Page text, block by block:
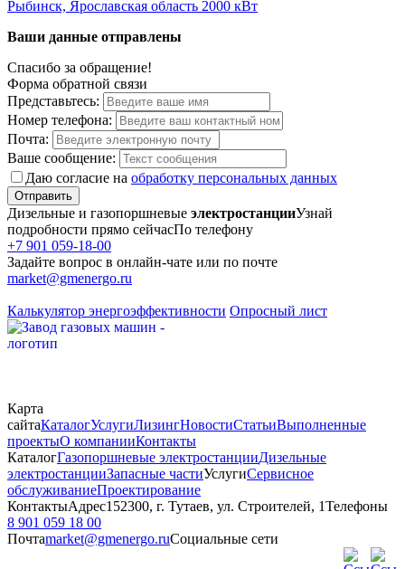
Рыбинск, Ярославская область 2000 кВт
Ваши данные отправлены
Спасибо за обращение!
Форма обратной связи
Представьтесь:
Номер телефона:
Почта:
Ваше сообщение:
Даю согласие на обработку персональных данных
Отправить
Дизельные и газопоршневые электростанцииУзнай
подробности прямо сейчасПо телефону
+7 901 059-18-00
Задайте вопрос в онлайн-чате или по почте
market@gmenergo.ru
Калькулятор энергоэффективности Опросный лист
Карта
сайтаКаталогУслугиЛизингНовостиСтатьиВыполненные
проектыО компанииКонтакты
КаталогГазопоршневые электростанцииДизельные
электростанцииЗапасные частиУслугиСервисное
обслуживаниеПроектирование
КонтактыАдрес152300, г. Тутаев, ул. Строителей, 1Телефоны
8 901 059 18 00
Почтаmarket@gmenergo.ruСоциальные сети